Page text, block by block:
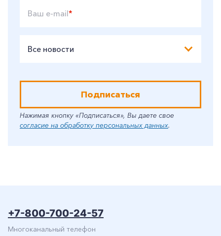
Ваш e-mail*
Все новости
Подписаться
Нажимая кнопку «Подписаться», Вы даете свое
согласие на обработку персональных данных.
+7-800-700-24-57
Многоканальный телефон